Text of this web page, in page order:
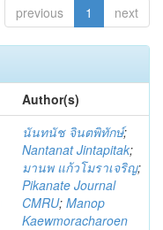
previous 1 next
Author(s)
นันทนัช จินตพิทักษ์;
Nantanat Jintapitak;
มานพ แก้วโมราเจริญ;
Pikanate Journal
CMRU; Manop
Kaewmoracharoen